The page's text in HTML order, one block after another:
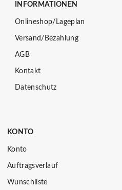
INFORMATIONEN
Onlineshop/Lageplan
Versand/Bezahlung
AGB
Kontakt
Datenschutz
KONTO
Konto
Auftragsverlauf
Wunschliste